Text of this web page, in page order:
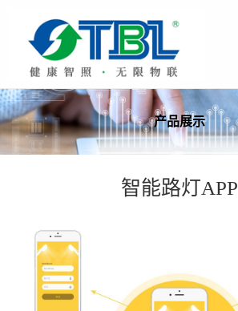
产品展示
智能路灯APP